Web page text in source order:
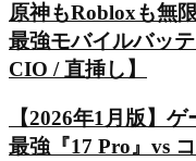
原神もRobloxも無
最強モバイルバッ
CIO / 直挿し】
【2026年1月版】
最強『17 Pro』vs